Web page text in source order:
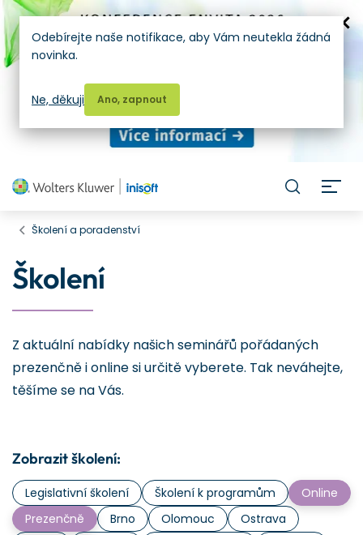
Školení a poradenství
Školení
Z aktuální nabídky našich seminářů pořádaných
prezenčně i online si určitě vyberete. Tak neváhejte,
těšíme se na Vás.
Zobrazit školení:
Legislativní školení Školení k programům
Online
Prezenčně
Brno Olomouc
Ostrava
Odebírejte naše notifikace, aby Vám neutekla žádná
novinka.
Ano, zapnout
Ne, děkuji